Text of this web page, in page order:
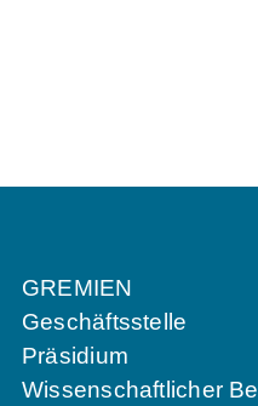
GREMIEN
Geschäftsstelle
Präsidium
Wissenschaftlicher